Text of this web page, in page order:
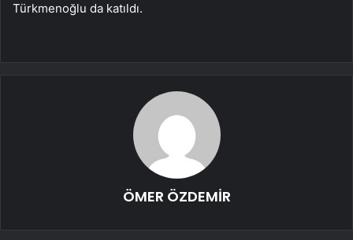
Türkmenoğlu da katıldı.
ÖMER ÖZDEMİR